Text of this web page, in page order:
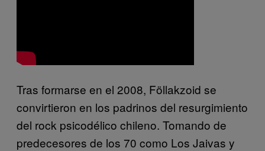
Tras formarse en el 2008, Föllakzoid se
convirtieron en los padrinos del resurgimiento
del rock psicodélico chileno. Tomando de
predecesores de los 70 como Los Jaivas y